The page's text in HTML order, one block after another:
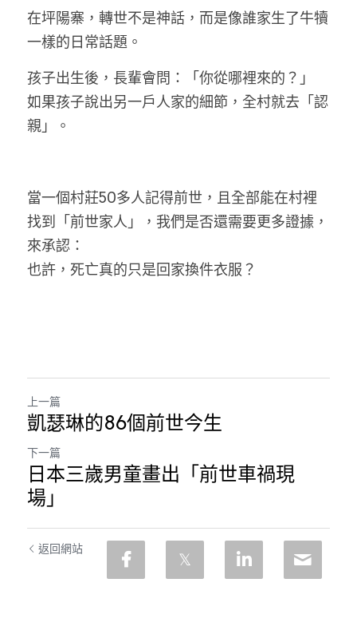
在坪陽寨，轉世不是神話，而是像誰家生了牛犢
一樣的日常話題。
孩子出生後，長輩會問：「你從哪裡來的？」
如果孩子說出另一戶人家的細節，全村就去「認
親」。
當一個村莊50多人記得前世，且全部能在村裡
找到「前世家人」，我們是否還需要更多證據，
來承認：
也許，死亡真的只是回家換件衣服？
上一篇
凱瑟琳的86個前世今生
下一篇
日本三歲男童畫出「前世車禍現
場」
返回網站